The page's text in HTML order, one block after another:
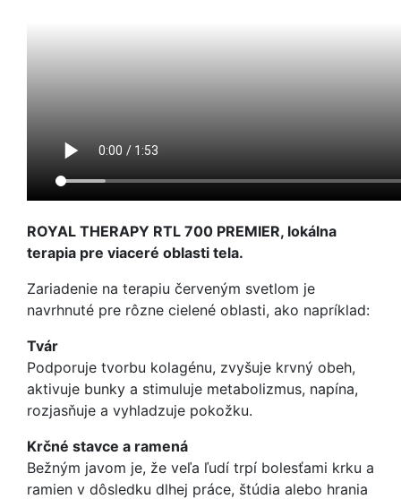
ROYAL THERAPY RTL 700 PREMIER, lokálna
terapia pre viaceré oblasti tela.
Zariadenie na terapiu červeným svetlom je
navrhnuté pre rôzne cielené oblasti, ako napríklad:
Tvár
Podporuje tvorbu kolagénu, zvyšuje krvný obeh,
aktivuje bunky a stimuluje metabolizmus, napína,
rozjasňuje a vyhladzuje pokožku.
Krčné stavce a ramená
Bežným javom je, že veľa ľudí trpí bolesťami krku a
ramien v dôsledku dlhej práce, štúdia alebo hrania